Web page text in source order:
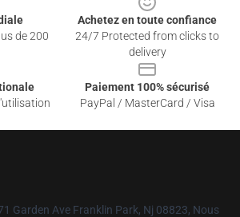
de 200
Achetez en toute confiance
24/7 Protected from clicks to
delivery
Paiement 100% sécurisé
PayPal / MasterCard / Visa
Garden Ave Franklin Park, Nj 08823, Nous